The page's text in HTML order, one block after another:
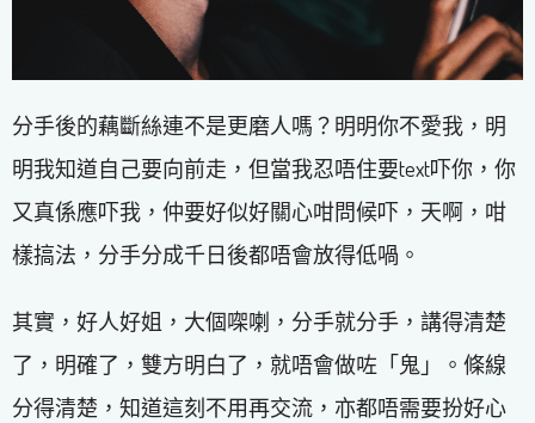
分手後的藕斷絲連不是更磨人嗎？明明你不愛我，明
明我知道自己要向前走，但當我忍唔住要text吓你，你
又真係應吓我，仲要好似好關心咁問候吓，天啊，咁
樣搞法，分手分成千日後都唔會放得低喎。
其實，好人好姐，大個㗎喇，分手就分手，講得清楚
了，明確了，雙方明白了，就唔會做咗「鬼」。條線
分得清楚，知道這刻不用再交流，亦都唔需要扮好心